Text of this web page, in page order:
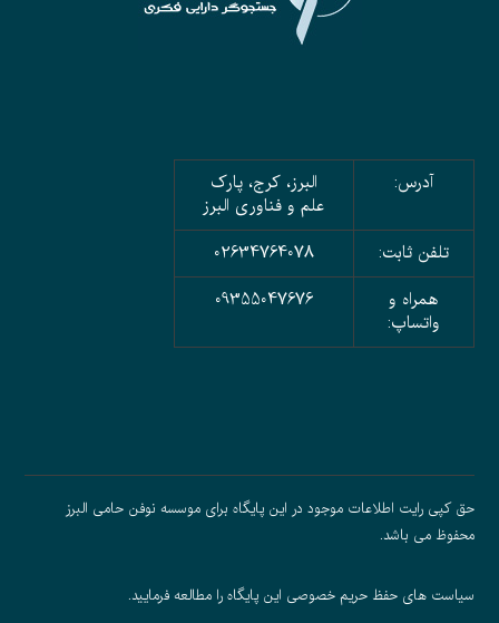
آدرس:
البرز، کرج، پارک
علم و فناوری البرز
تلفن ثابت:
02634764078
همراه و
واتساپ:
09355047676
حق کپی رایت اطلاعات موجود در این پایگاه برای موسسه نوفن حامی البرز
محفوظ می باشد.
سیاست های حفظ حریم خصوصی این پایگاه را مطالعه فرمایید.